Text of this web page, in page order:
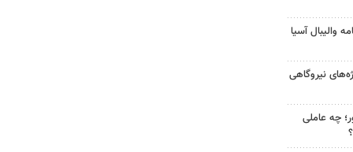
والیبال آسیا
پروژه‌های نیروگاهی
چه عاملی